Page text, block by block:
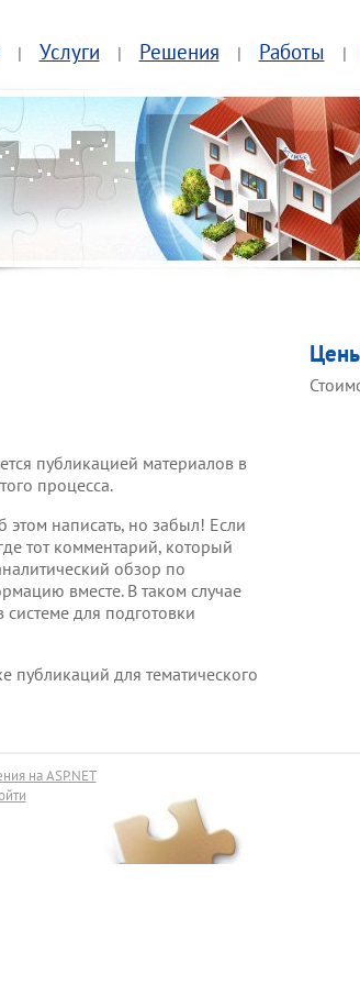
| Услуги | Решения | Работы |
публикацией материалов в
процесса.
этом написать, но забыл! Если
тот комментарий, который
обзор по
вместе. В таком случае
для подготовки
публикаций для тематического
на ASP.NET